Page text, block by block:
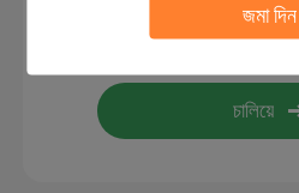
জমা দিন
সিলিকন রাবার ফাইবারগ্লাস Sleeving